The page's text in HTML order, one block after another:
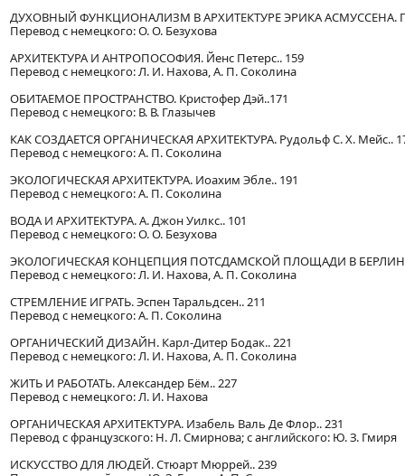
ДУХОВНЫЙ ФУНКЦИОНАЛИЗМ В АРХИТЕКТУРЕ ЭРИКА АСМУССЕНА.
Перевод с немецкого: О. О. Безухова
АРХИТЕКТУРА И АНТРОПОСОФИЯ. Йенс Петерс.. 159
Перевод с немецкого: Л. И. Нахова, А. П. Соколина
ОБИТАЕМОЕ ПРОСТРАНСТВО. Кристофер Дэй..171
Перевод с немецкого: В. В. Глазычев
КАК СОЗДАЕТСЯ ОРГАНИЧЕСКАЯ АРХИТЕКТУРА. Рудольф С. X. Мейс..
Перевод с немецкого: А. П. Соколина
ЭКОЛОГИЧЕСКАЯ АРХИТЕКТУРА. Иоахим Эбле.. 191
Перевод с немецкого: А. П. Соколина
ВОДА И АРХИТЕКТУРА. А. Джон Уилкс.. 101
Перевод с немецкого: О. О. Безухова
ЭКОЛОГИЧЕСКАЯ КОНЦЕПЦИЯ ПОТСДАМСКОЙ ПЛОЩАДИ В БЕРЛИНЕ.
Перевод с немецкого: Л. И. Нахова, А. П. Соколина
СТРЕМЛЕНИЕ ИГРАТЬ. Эспен Таральдсен.. 211
Перевод с немецкого: А. П. Соколина
ОРГАНИЧЕСКИЙ ДИЗАЙН. Карл-Дитер Бодак.. 221
Перевод с немецкого: Л. И. Нахова, А. П. Соколина
ЖИТЬ И РАБОТАТЬ. Александер Бём.. 227
Перевод с немецкого: Л. И. Нахова
ОРГАНИЧЕСКАЯ АРХИТЕКТУРА. Изабель Валь Де Флор.. 231
Перевод с французского: Н. Л. Смирнова; с английского: Ю. З. Гмиря
ИСКУССТВО ДЛЯ ЛЮДЕЙ. Стюарт Мюррей.. 239